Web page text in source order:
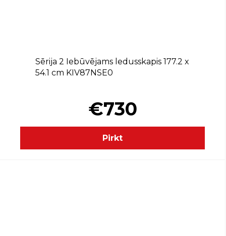
Sērija 2 Iebūvējams ledusskapis 177.2 x
54.1 cm KIV87NSE0
€730
Pirkt